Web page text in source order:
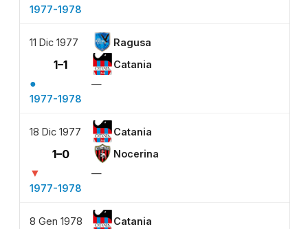
1977-1978
11 Dic 1977 Ragusa
1–1 Catania
●
—
1977-1978
18 Dic 1977 Catania
1–0 Nocerina
▼
—
1977-1978
8 Gen 1978 Catania